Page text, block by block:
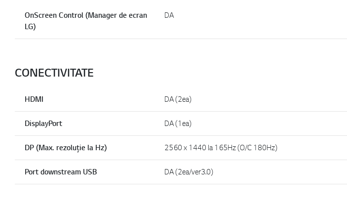
OnScreen Control (Manager de ecran
LG)
DA
CONECTIVITATE
HDMI DA (2ea)
DisplayPort DA (1ea)
DP (Max. rezoluție la Hz) 2560 x 1440 la 165Hz (O/C 180Hz)
Port downstream USB DA (2ea/ver3.0)